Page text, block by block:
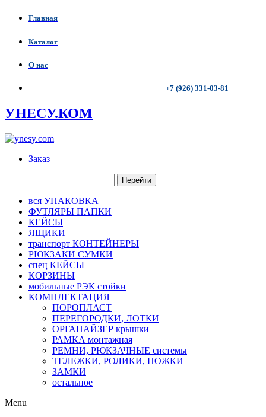
Главная
Каталог
О нас
+7 (926) 331-03-81
УНЕСУ.КОМ
Заказ
Перейти
вся УПАКОВКА
ФУТЛЯРЫ ПАПКИ
КЕЙСЫ
ЯЩИКИ
транспорт КОНТЕЙНЕРЫ
РЮКЗАКИ СУМКИ
спец КЕЙСЫ
КОРЗИНЫ
мобильные РЭК стойки
КОМПЛЕКТАЦИЯ
ПОРОПЛАСТ
ПЕРЕГОРОДКИ, ЛОТКИ
ОРГАНАЙЗЕР крышки
РАМКА монтажная
РЕМНИ, РЮКЗАЧНЫЕ системы
ТЕЛЕЖКИ, РОЛИКИ, НОЖКИ
ЗАМКИ
остальное
Menu